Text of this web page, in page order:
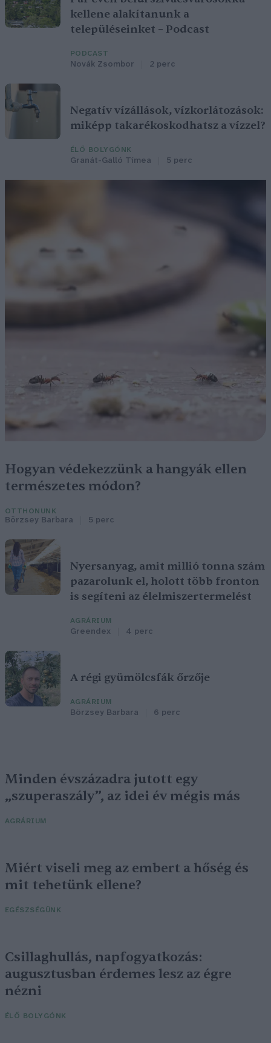
kellene alakítanunk a
településeinket – Podcast
PODCAST
Novák Zsombor 2 perc
Negatív vízállások, vízkorlátozások:
miképp takarékoskodhatsz a vízzel?
ÉLŐ BOLYGÓNK
Granát-Galló Tímea 5 perc
Hogyan védekezzünk a hangyák ellen
természetes módon?
OTTHONUNK
Börzsey Barbara 5 perc
Nyersanyag, amit millió tonna szám
pazarolunk el, holott több fronton
is segíteni az élelmiszertermelést
AGRÁRIUM
Greendex 4 perc
A régi gyümölcsfák őrzője
AGRÁRIUM
Börzsey Barbara 6 perc
Minden évszázadra jutott egy
„szuperaszály”, az idei év mégis más
AGRÁRIUM
Miért viseli meg az embert a hőség és
mit tehetünk ellene?
EGÉSZSÉGÜNK
Csillaghullás, napfogyatkozás:
augusztusban érdemes lesz az égre
nézni
ÉLŐ BOLYGÓNK